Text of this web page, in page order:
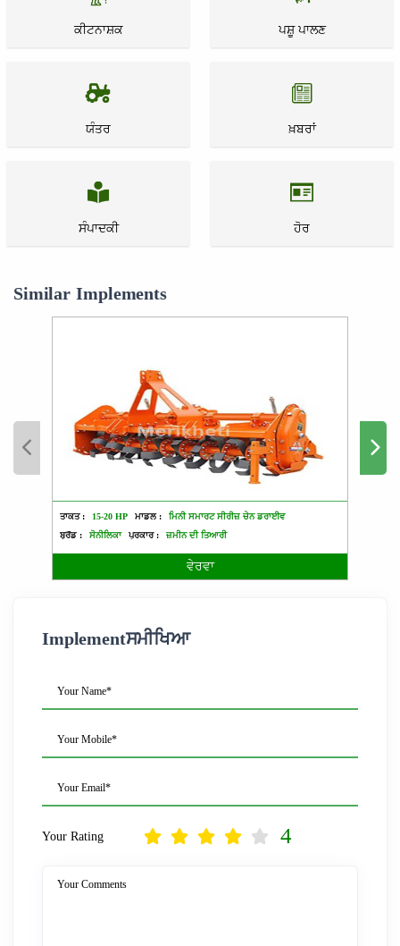
ਕੀਟਨਾਸ਼ਕ ਪਸ਼ੂ ਪਾਲਣ
ਯੰਤਰ ਖ਼ਬਰਾਂ
ਸੰਪਾਦਕੀ ਹੋਰ
Similar Implements
ਤਾਕਤ : 15-20 HP ਮਾਡਲ :
ਮਿਨੀ ਸਮਾਰਟ ਸੀਰੀਜ਼ ਚੇਨ ਡਰਾਈਵ
ਬ੍ਰੈਂਡ :
ਸੋਨੀਲਿਕਾ ਪ੍ਰਕਾਰ : ਜ਼ਮੀਨ ਦੀ ਤਿਆਰੀ
ਵੇਰਵਾ
Implementਸਮੀਖਿਆ
Your Name*
Your Mobile*
Your Email*
Your Rating 4
Your Comments